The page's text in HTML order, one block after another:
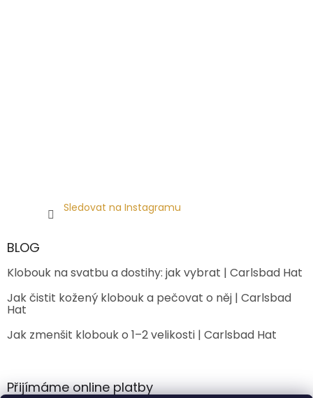
Sledovat na Instagramu
BLOG
Klobouk na svatbu a dostihy: jak vybrat | Carlsbad Hat
Jak čistit kožený klobouk a pečovat o něj | Carlsbad
Hat
Jak zmenšit klobouk o 1–2 velikosti | Carlsbad Hat
Přijímáme online platby